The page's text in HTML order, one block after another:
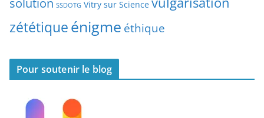
solution SSDOTG Vitry sur Science
zététiqueénigme éthique
Pour soutenir le blog